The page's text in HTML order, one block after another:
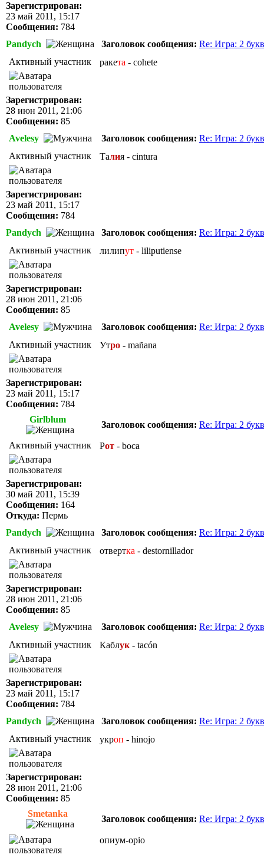
Зарегистрирован:
23 май 2011, 15:17
Сообщения: 784
Pandych Заголовок сообщения: Re: Игра: 2
Активный участник
Зарегистрирован:
28 июн 2011, 21:06
Сообщения: 85
ракета - cohete
Avelesy Заголовок сообщения: Re: Игра: 2
Активный участник
Зарегистрирован:
23 май 2011, 15:17
Сообщения: 784
Талия - cintura
Pandych Заголовок сообщения: Re: Игра: 2
Активный участник
Зарегистрирован:
28 июн 2011, 21:06
Сообщения: 85
лилипут - liliputiense
Avelesy Заголовок сообщения: Re: Игра: 2
Активный участник
Зарегистрирован:
23 май 2011, 15:17
Сообщения: 784
Утро - mañana
Girlblum
Заголовок сообщения: Re: Игра: 2
Активный участник
Зарегистрирован:
30 май 2011, 15:39
Сообщения: 164
Откуда: Пермь
Рот - boca
Pandych Заголовок сообщения: Re: Игра: 2
Активный участник
Зарегистрирован:
28 июн 2011, 21:06
Сообщения: 85
отвертка - destornillador
Avelesy Заголовок сообщения: Re: Игра: 2
Активный участник
Зарегистрирован:
23 май 2011, 15:17
Сообщения: 784
Каблук - tacón
Pandych Заголовок сообщения: Re: Игра: 2
Активный участник
Зарегистрирован:
28 июн 2011, 21:06
Сообщения: 85
укроп - hinojo
Smetanka
Заголовок сообщения: Re: Игра: 2
опиум-opio